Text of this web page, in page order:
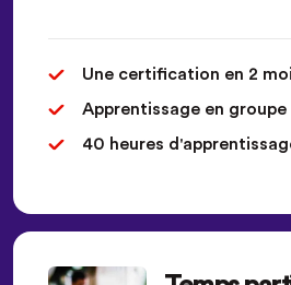
Une certification en 2
Apprentissage en
40 heures